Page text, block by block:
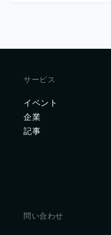
サービス
イベント
企業
記事
問い合わせ